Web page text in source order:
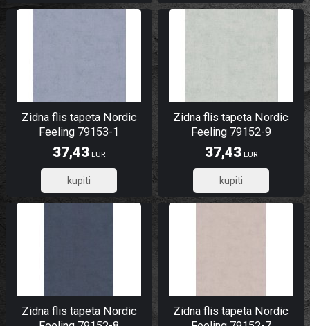
Zidna flis tapeta Nordic
Feeling 79153-1
37,43 EUR
29,94
Zidna flis tapeta Nordic
Feeling 79152-9
37,43EUR
29,94
Zidna flis tapeta Nordic
Zidna flis tapeta Nordic